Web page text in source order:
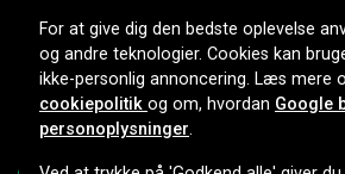
For at give dig den bedste oplevelse
og andre teknologier. Cookies kan
ikke-personlig annoncering. Læs mere
cookiepolitik og om, hvordan Google
personoplysninger.